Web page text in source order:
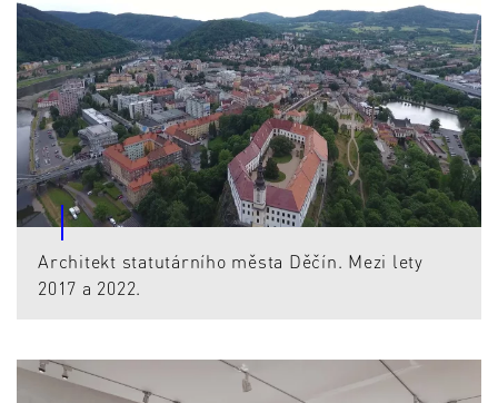
Architekt statutárního města Děčín. Mezi lety
2017 a 2022.